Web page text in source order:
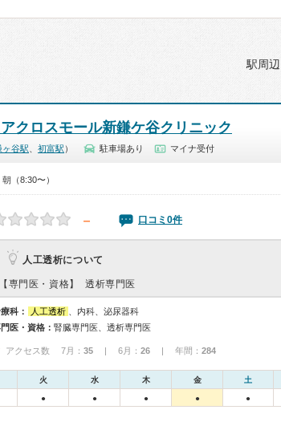
駅周辺
クロスモール新鎌ケ谷クリニック
ヶ谷駅 初富駅 ） 駐車場あり マイナ受付
朝（8:30〜）
－ 口コミ0件
人工透析について
【専門医・資格】 透析専門医
科： 人工透析
、内科、泌尿器科
医・資格： 腎臓専門医、透析専門医
アクセス数 7月： 35 | 6月： 26 | 年間： 284
火 水 木 金 土
● ● ● ● ●